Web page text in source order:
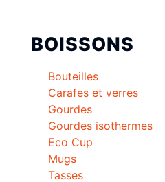
BOISSONS
Bouteilles
Carafes et verres
Gourdes
Gourdes isothermes
Eco Cup
Mugs
Tasses